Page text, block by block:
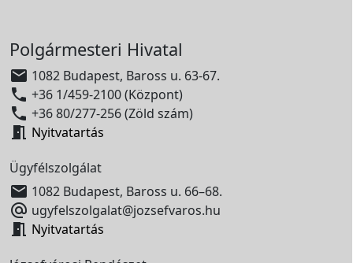
Polgármesteri Hivatal
 1082 Budapest, Baross u. 63-67.
 +36 1/459-2100 (Központ)
 +36 80/277-256 (Zöld szám)
 Nyitvatartás
Ügyfélszolgálat
 1082 Budapest, Baross u. 66–68.
 ugyfelszolgalat@jozsefvaros.hu
 Nyitvatartás